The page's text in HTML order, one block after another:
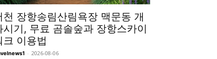
천 장항송림산림욕장 맥문동 개
시기, 무료 곰솔숲과 장항스카이
크 이용법
- 2026-08-06